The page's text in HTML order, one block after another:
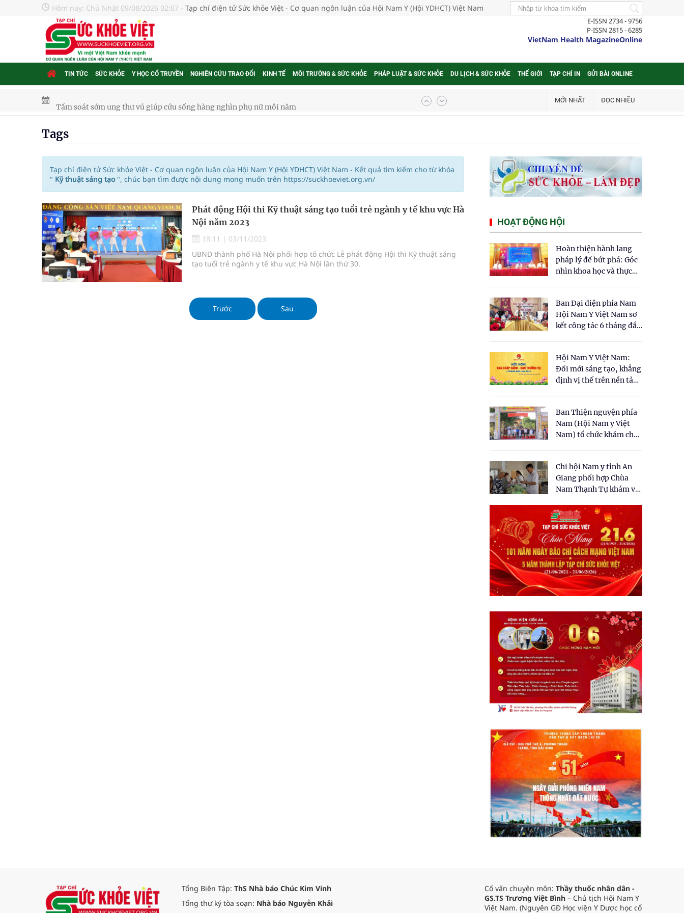
Hôm nay: Chủ Nhật 09/08/2026 02:07 - Tạp chí điện tử Sức khỏe Việt - Cơ quan ngôn luận của Hội Nam Y (Hội YDHCT) Việt Nam
E-ISSN 2734 - 9756
P-ISSN 2815 - 6285
VietNam Health MagazineOnline
TIN TỨC SỨC KHỎE Y HỌC CỔ TRUYỀN NGHIÊN CỨU TRAO ĐỔI KINH TẾ MÔI TRƯỜNG & SỨC KHỎE PHÁP LUẬT & SỨC KHỎE DU LỊCH & SỨC KHỎE THẾ GIỚI TẠP CHÍ IN GỬI BÀI ONLINE
Cách âm nhạc trị liệu được “đo ni đóng giày”
Dự báo thời tiết ngày 08/8/2026: Bắc Bộ nắng nóng, nhiệt độ cao nhất 35 độ
Đắk Lắk: Đẩy nhanh tiến độ khám sức khỏe định kỳ, khám sàng lọc cho người dân
Tổng hợp những cách trị thâm body nách, bẹn, mông cực hiệu quả
Tỷ lệ tật khúc xạ ở trẻ gia tăng: Khuyến nghị của chuyên gia
Hội Đông y phường Cầu Kiệu ra mắt, định hướng phát triển gắn với chuyển đổi số
TP.HCM: Ra mắt Câu lạc bộ Thầy Thuốc Trẻ phường Phú Thạnh
MỚI NHẤT ĐỌC NHIỀU
Tags
Tạp chí điện tử Sức khỏe Việt - Cơ quan ngôn luận của Hội Nam Y (Hội YDHCT) Việt Nam - Kết quả tìm kiếm cho từ khóa
" Kỹ thuật sáng tạo ", chúc bạn tìm được nội dung mong muốn trên https://suckhoeviet.org.vn/
Phát động Hội thi Kỹ thuật sáng tạo tuổi trẻ ngành y tế khu vực Hà
Nội năm 2023
18:11 | 03/11/2023
UBND thành phố Hà Nội phối hợp tổ chức Lễ phát động Hội thi Kỹ thuật sáng
tạo tuổi trẻ ngành y tế khu vực Hà Nội lần thứ 30.
Trước Sau
HOẠT ĐỘNG HỘI
Hoàn thiện hành lang
pháp lý để bứt phá: Góc
nhìn khoa học và thực
cho Luật Y dược cổ
truyền Việt Nam"
Ban Đại diện phía Nam
Hội Nam Y Việt Nam sơ
kết công tác 6 tháng đầu
Hội Nam Y Việt Nam:
Đổi mới sáng tạo, khẳng
định vị thế trên nền tảng
Ban Thiện nguyện phía
Nam (Hội Nam y Việt
Nam) tổ chức khám chữa
dân tại xã Tân Tập
Chi hội Nam y tỉnh An
Giang phối hợp Chùa
Nam Thạnh Tự khám và
nhân dân
Tổng Biên Tập: ThS Nhà báo Chúc Kim Vinh
Tổng thư ký tòa soạn: Nhà báo Nguyễn Khải
Cố vấn chuyên môn: Thầy thuốc nhân dân -
GS.TS Trương Việt Bình – Chủ tịch Hội Nam Y
Việt Nam. (Nguyên GĐ Học viện Y Dược học cổ